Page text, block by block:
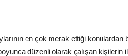
en çok merak ettiği konulardan
düzenli olarak çalışan kişilerin